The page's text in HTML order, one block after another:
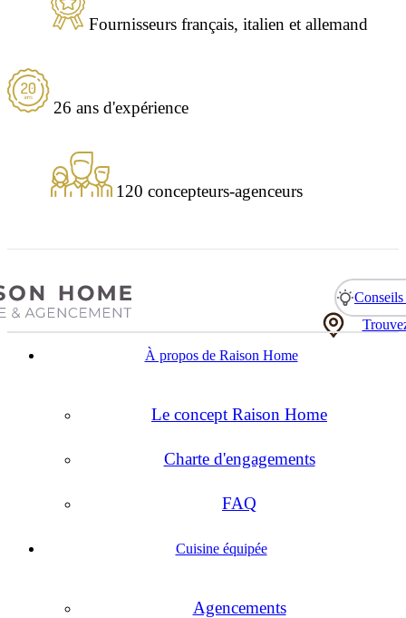
Fournisseurs français, italien et allemand
26 ans d'expérience
120 concepteurs-agenceurs
Conseils
À propos de Raison Home
Le concept Raison Home
Charte d'engagements
FAQ
Cuisine équipée
Agencements